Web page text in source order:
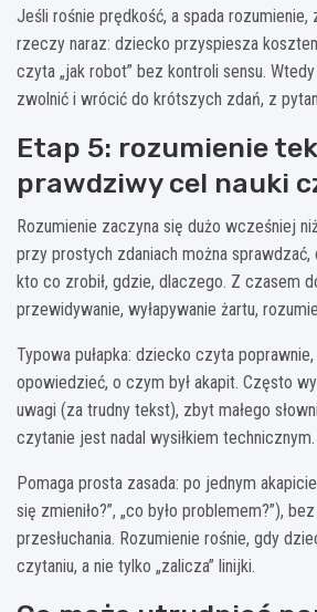
Jeśli rośnie prędkość, a spada
rzeczy naraz: dziecko przyspiesza
czyta „jak robot” bez kontroli sensu.
zwolnić i wrócić do krótszych zdań, z
Etap 5: rozumienie
prawdziwy cel nauki
Rozumienie zaczyna się dużo wcześniej
przy prostych zdaniach można sprawdzać,
kto co zrobił, gdzie, dlaczego. Z czasem
przewidywanie, wyłapywanie żartu,
Typowa pułapka: dziecko czyta
opowiedzieć, o czym był akapit. Często
uwagi (za trudny tekst), zbyt małego
czytanie jest nadal wysiłkiem technicznym.
Pomaga prosta zasada: po jednym
się zmieniło?”, „co było problemem?”),
przesłuchania. Rozumienie rośnie, gdy
czytaniu, a nie tylko „zalicza” linijki.